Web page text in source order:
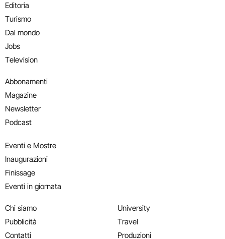
Editoria
Turismo
Dal mondo
Jobs
Television
Abbonamenti
Magazine
Newsletter
Podcast
Eventi e Mostre
Inaugurazioni
Finissage
Eventi in giornata
Chi siamo
Pubblicità
Contatti
University
Travel
Produzioni